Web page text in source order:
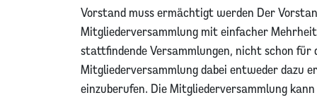
Vorstand muss ermächtigt werden Der
Mitgliederversammlung mit einfacher
stattfindende Versammlungen, nicht schon für
Mitgliederversammlung dabei entweder dazu
einzuberufen. Die Mitgliederversammlung